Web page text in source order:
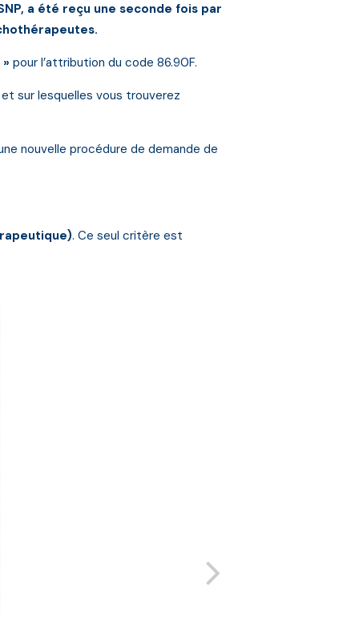
a été reçu une seconde fois par
pour l’attribution du code 86.90F.
sur lesquelles vous trouverez
nouvelle procédure de demande de
. Ce seul critère est